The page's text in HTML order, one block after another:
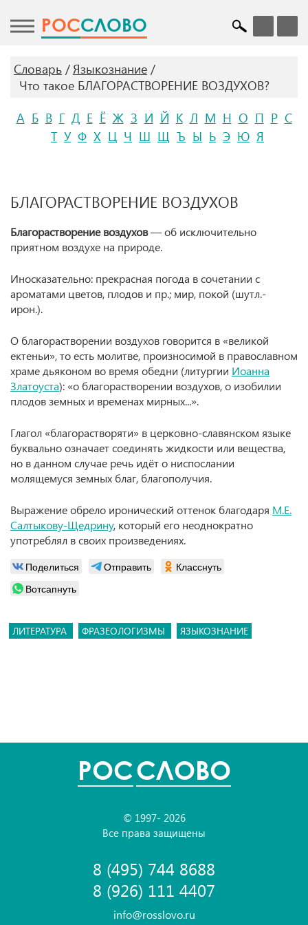
POCСЛОВО
Словарь
Языкознание
Что такое БЛАГОРАСТВОРЕНИЕ ВОЗДУХОВ?
А Б В Г Д Е Ё Ж З И Й К Л М Н О П Р С
Т У Ф Х Ц Ч Ш Щ Ъ Ы Ь Э Ю Я
БЛАГОРАСТВОРЕНИЕ ВОЗДУХОВ
Благорастворение воздухов— об исключительно
приятном воздухе на природе.
Иносказательно: прекрасная погода в сочетании с
ароматами цветов, плодов и пр.; мир, покой (шутл.-
ирон.).
О благорастворении воздухов говорится в «великой
ектеньи», то есть молитве, произносимой в православном
храме дьяконом во время обедни (литургии Иоанна
Златоуста): «о благорастворении воздухов, о изобилии
плодов земных и временах мирных...».
Глагол «благорастворяти» в церковно-славянском языке
буквально означает соединять жидкости или вещества,
но в данном случае речь идёт о ниспослании
молящемуся земных благ, благополучия.
Выражение обрело иронический оттенок благодаря М.Е.
Салтыкову-Щедрину, который его неоднократно
употреблял в своих произведениях.
Поделиться Отправить
Класснуть
Вотсапнуть
ЛИТЕРАТУРА ФРАЗЕОЛОГИЗМЫ ЯЗЫКОЗНАНИЕ
POCСЛОВО
© 1997- 2026
Все права защищены
8 (495) 744 8688
8 (926) 111 4407
info@rosslovo.ru